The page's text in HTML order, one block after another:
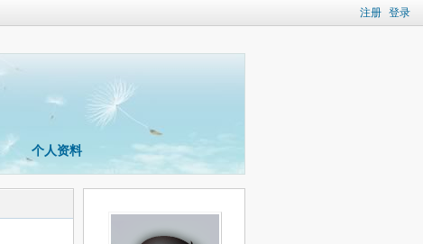
注册 登录
个人资料